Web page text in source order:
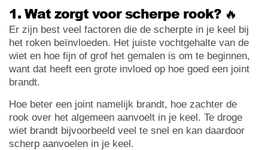
1. Wat zorgt voor scherpe rook? 🔥
Er zijn best veel factoren die de scherpte in je keel bij
het roken beïnvloeden. Het juiste vochtgehalte van de
wiet en hoe fijn of grof het gemalen is om te beginnen,
want dat heeft een grote invloed op hoe goed een joint
brandt.
Hoe beter een joint namelijk brandt, hoe zachter de
rook over het algemeen aanvoelt in je keel. Te droge
wiet brandt bijvoorbeeld veel te snel en kan daardoor
scherp aanvoelen in je keel.